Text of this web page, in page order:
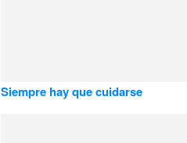
Siempre hay que cuidarse